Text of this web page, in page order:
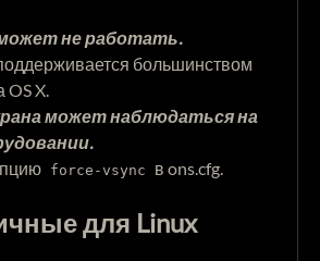
не работать.
большинством
X.
может наблюдаться на
force-vsync в ons.cfg.
для Linux